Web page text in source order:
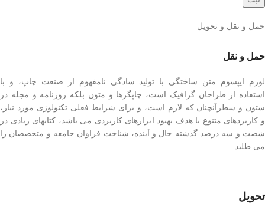
حمل و نقل و تحویل
حمل و نقل
لورم ایپسوم متن ساختگی با تولید سادگی نامفهوم از صنعت چاپ، و با
استفاده از طراحان گرافیک است، چاپگرها و متون بلکه روزنامه و مجله در
ستون و سطرآنچنان که لازم است، و برای شرایط فعلی تکنولوژی مورد نیاز،
و کاربردهای متنوع با هدف بهبود ابزارهای کاربردی می باشد، کتابهای زیادی در
شصت و سه درصد گذشته حال و آینده، شناخت فراوان جامعه و متخصصان را
می طلبد
تحویل